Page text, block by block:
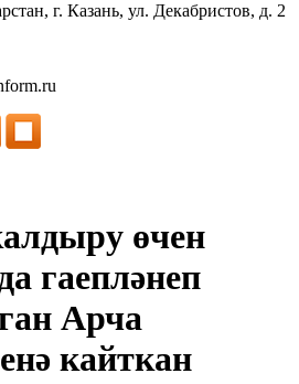
г. Казань, ул. Декабристов, д. 2
өчен
гаепләнеп
Арча
кайткан